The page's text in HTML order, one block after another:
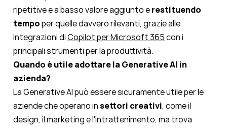
ripetitive e a basso valore aggiunto erestituendo
tempoper quelle davvero rilevanti, grazie alle
integrazioni diCopilot per Microsoft 365con i
principali strumenti per la produttività.
Quando è utile adottare la Generative AI in
azienda?
LaGenerative AIpuò essere sicuramente utile per le
aziende che operano insettori creativi, come il
design, il marketing e l'intrattenimento, ma trova